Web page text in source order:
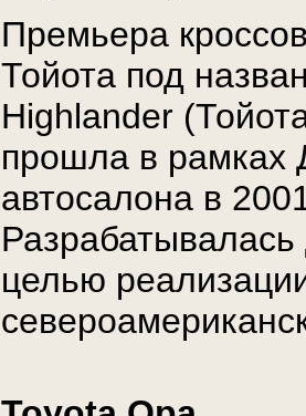
Премьера
Тойота под
Highlander
прошла в рамках
автосалона в
целью